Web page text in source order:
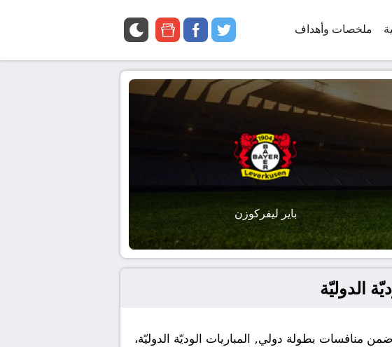
ملخصات وأهداف twitter
facebook
google
باير ليفركوزن
الدوليّة
منافسات بطولة دولي, المباريات الوديّة الدوليّة،